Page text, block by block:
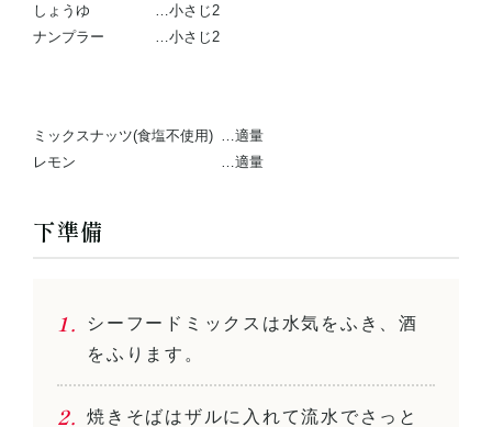
しょうゆ
…小さじ2
ナンプラー
…小さじ2
ミックスナッツ(食塩不使用)
…適量
レモン
…適量
下準備
シーフードミックスは水気をふき、酒
をふります。
焼きそばはザルに入れて流水でさっと